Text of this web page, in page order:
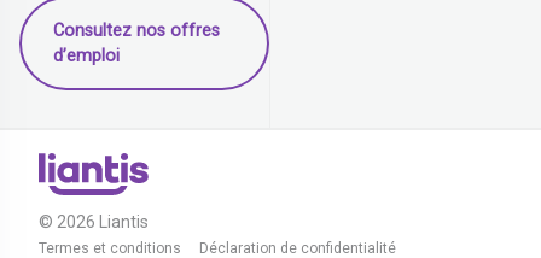
Consultez nos offres
d’emploi
© 2026 Liantis
Termes et conditions Déclaration de confidentialité